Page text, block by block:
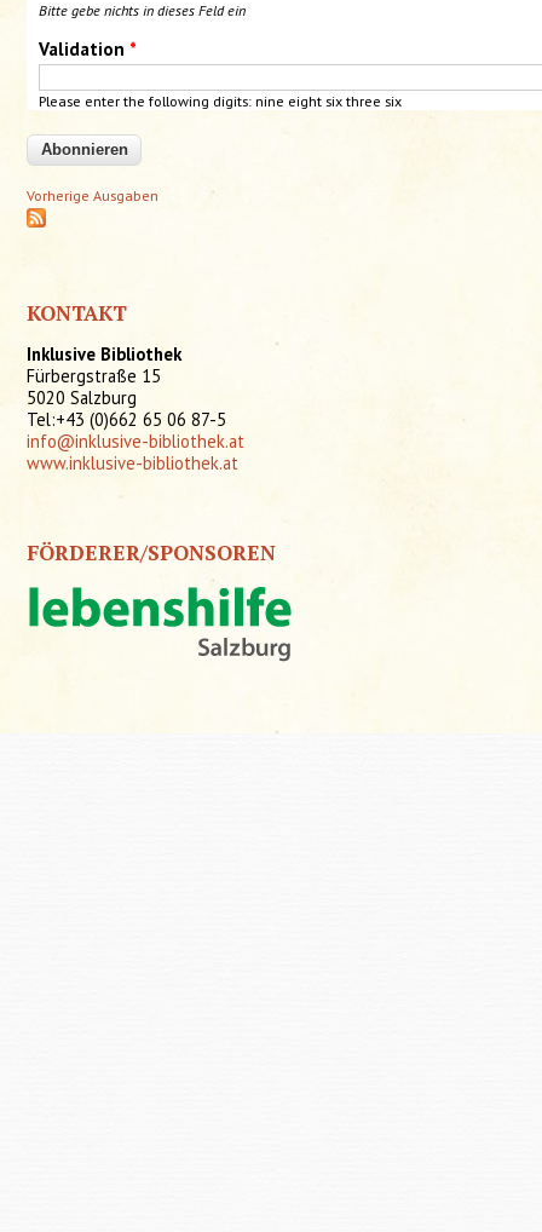
Bitte gebe nichts in dieses Feld ein
Validation *
Please enter the following digits: nine eight six three six
Vorherige Ausgaben
KONTAKT
Inklusive Bibliothek
Fürbergstraße 15
5020 Salzburg
Tel:+43 (0)662 65 06 87-5
info@inklusive-bibliothek.at
www.inklusive-bibliothek.at
FÖRDERER/SPONSOREN